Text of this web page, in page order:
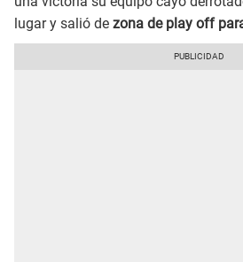
lugar y salió de zona de play off